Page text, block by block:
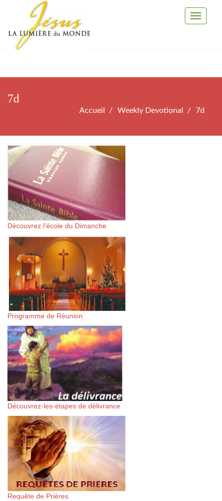
Toggle
7d
Accueil Weekly Devotional 7d
Découvrez l’école du Dimanche
Programme de Réunion
Découvrez-les-étapes de délivrance
Requête de Prières